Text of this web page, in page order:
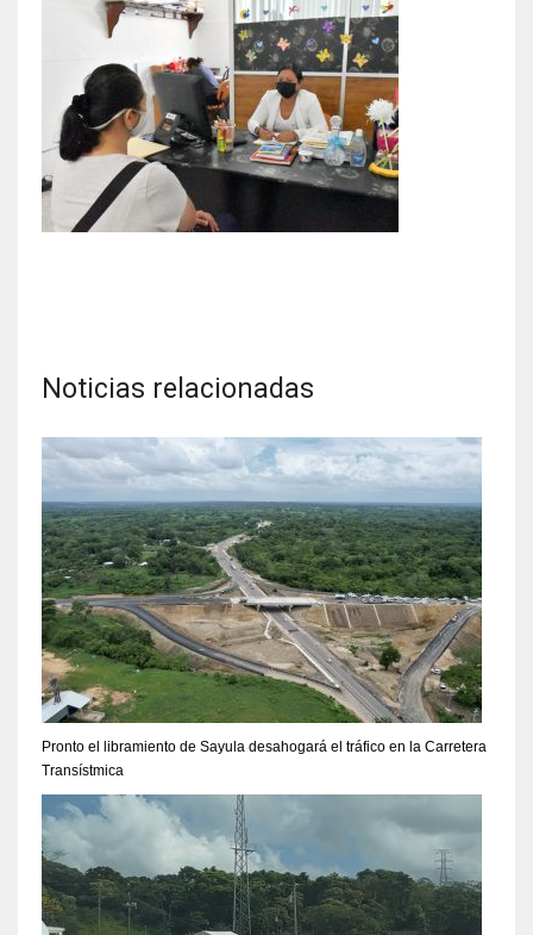
Noticias relacionadas
Pronto el libramiento de Sayula desahogará el tráfico en la Carretera
Transístmica